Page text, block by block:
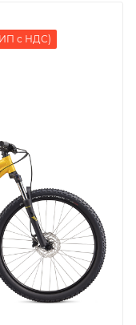
с НДС)